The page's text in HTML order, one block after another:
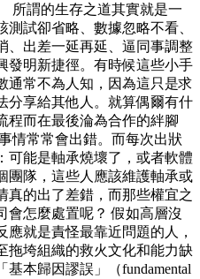
所謂的生存之道其實就是一
試卻省略、數據忽略不看、
、出差一延再延、逼同事調整
發明新捷徑。有時候這些小手
通常不為人知，因為這只是求
分享給其他人。就算偶爾有什
程而在最後淪為合作的絆腳
情常常會出錯。而每次出狀
可能是軸承燒壞了，或者軟體
團隊，這些人應該維護軸承或
真的出了差錯，而那些權宜之
會怎麼處置呢？ 假如高層沒
就是責怪最靠近問題的人，
拖垮組織的救火文化和能力缺
本歸因謬誤」（fundamental